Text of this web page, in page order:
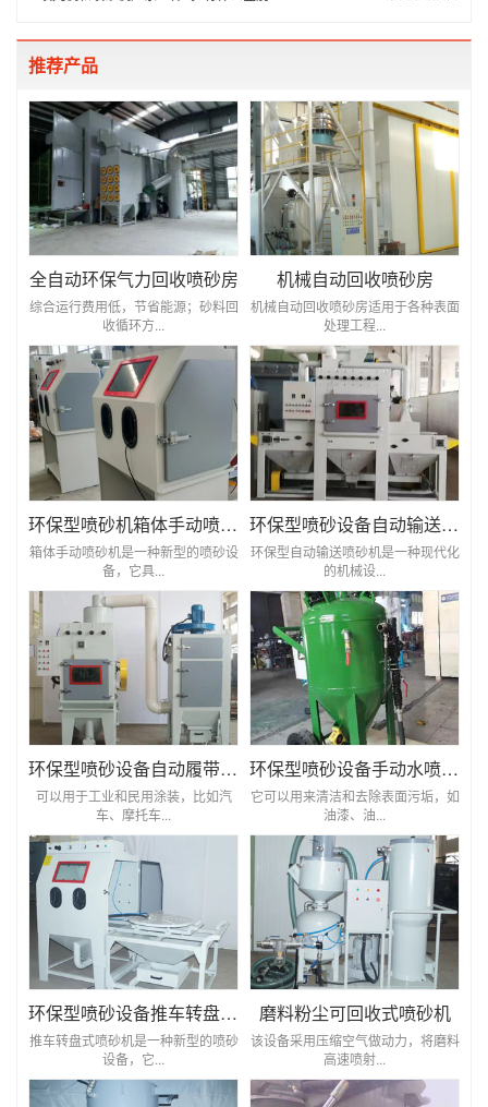
推荐产品
全自动环保气力回收喷砂房
综合运行费用低，节省能源；砂料回
收循环方...
机械自动回收喷砂房
机械自动回收喷砂房适用于各种表面
处理工程...
环保型喷砂机箱体手动喷砂机
箱体手动喷砂机是一种新型的喷砂设
备，它具...
环保型喷砂设备自动输送喷砂机
环保型自动输送喷砂机是一种现代化
的机械设...
环保型喷砂设备自动履带式喷砂机
可以用于工业和民用涂装，比如汽
车、摩托车...
环保型喷砂设备手动水喷砂机
它可以用来清洁和去除表面污垢，如
油漆、油...
环保型喷砂设备推车转盘式喷砂机
推车转盘式喷砂机是一种新型的喷砂
设备，它...
磨料粉尘可回收式喷砂机
该设备采用压缩空气做动力，将磨料
高速喷射...